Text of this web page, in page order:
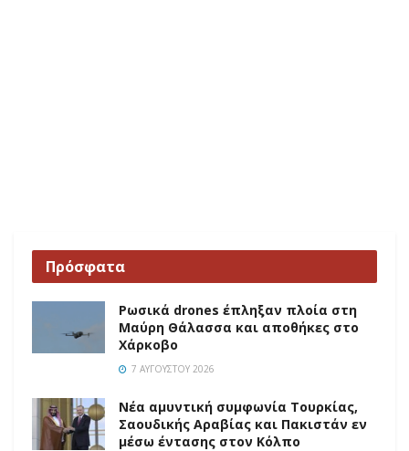
Πρόσφατα
Ρωσικά drones έπληξαν πλοία στη
Μαύρη Θάλασσα και αποθήκες στο
Χάρκοβο
7 ΑΥΓΟΎΣΤΟΥ 2026
Νέα αμυντική συμφωνία Τουρκίας,
Σαουδικής Αραβίας και Πακιστάν εν
μέσω έντασης στον Κόλπο